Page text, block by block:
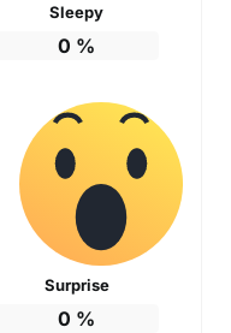
Sleepy
0 %
Surprise
0 %